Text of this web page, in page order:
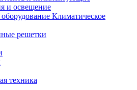
и освещение
Климатическое
решетки
техника